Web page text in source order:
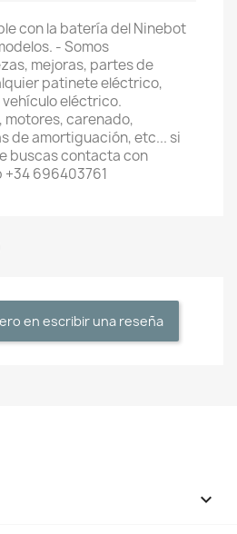
con la batería del Ninebot
- Somos
mejoras, partes de
patinete eléctrico,
eléctrico.
motores, carenado,
de amortiguación, etc... si
buscas contacta con
696403761
en escribir una reseña
